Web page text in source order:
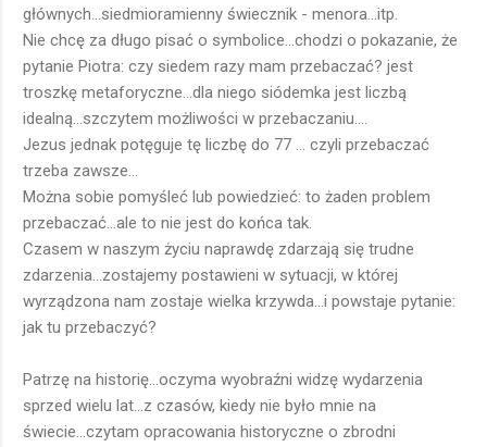
głównych...siedmioramienny świecznik - menora...itp.
Nie chcę za długo pisać o symbolice...chodzi o pokazanie, że
pytanie Piotra: czy siedem razy mam przebaczać? jest
troszkę metaforyczne...dla niego siódemka jest liczbą
idealną...szczytem możliwości w przebaczaniu....
Jezus jednak potęguje tę liczbę do 77 ... czyli przebaczać
trzeba zawsze...
Można sobie pomyśleć lub powiedzieć: to żaden problem
przebaczać...ale to nie jest do końca tak.
Czasem w naszym życiu naprawdę zdarzają się trudne
zdarzenia...zostajemy postawieni w sytuacji, w której
wyrządzona nam zostaje wielka krzywda...i powstaje pytanie:
jak tu przebaczyć?
Patrzę na historię...oczyma wyobraźni widzę wydarzenia
sprzed wielu lat...z czasów, kiedy nie było mnie na
świecie...czytam opracowania historyczne o zbrodni